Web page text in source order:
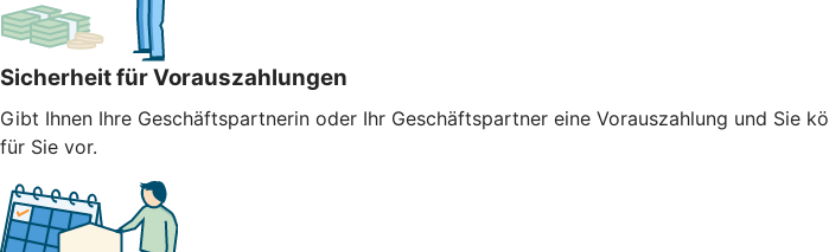
Sicherheit für Vorauszahlungen
Gibt Ihnen Ihre Geschäftspartnerin oder Ihr Geschäftspartner eine Vorauszahlung und Sie
für Sie vor.